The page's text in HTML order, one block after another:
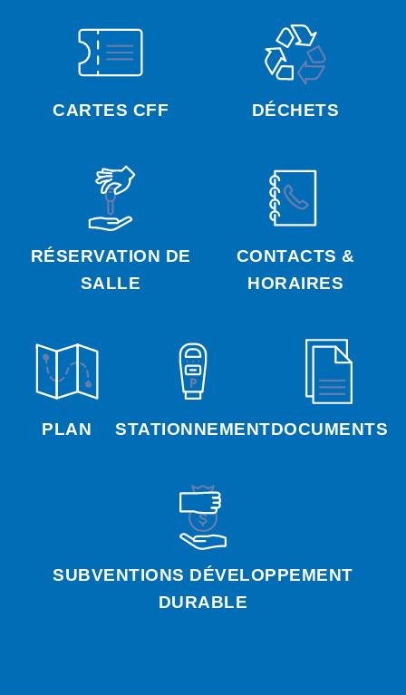
CARTES CFF DÉCHETS
RÉSERVATION DE
SALLE
CONTACTS &
HORAIRES
PLAN STATIONNEMENTDOCUMENTS
SUBVENTIONS DÉVELOPPEMENT
DURABLE